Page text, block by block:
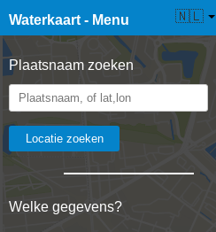
Waterkaart - Menu
Plaatsnaam zoeken
Welke gegevens?
☰ Waterkaart Live 🇳🇱